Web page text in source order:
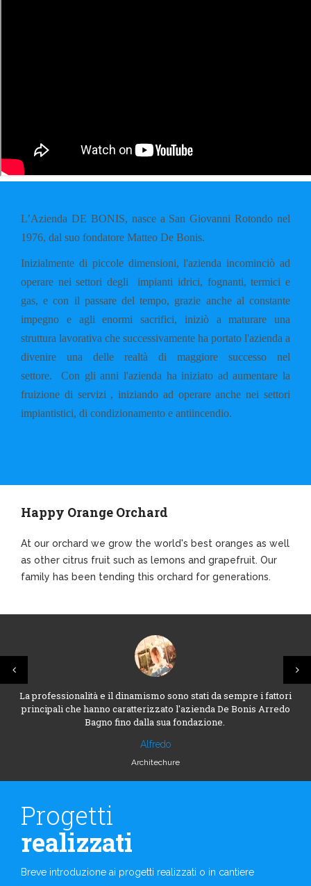
L’Azienda DE BONIS, nasce a San Giovanni Rotondo nel
1976, dal suo fondatore Matteo De Bonis.
Inizialmente di piccole dimensioni, l'azienda incominciò ad
operare nei settori degli impianti idrici, fognanti, termici e
gas, e con il passare del tempo, grazie anche al constante
impegno e agli enormi sacrifici, iniziò a maturare una
struttura lavorativa che successivamente ha portato l'azienda a
divenire una delle realtà di maggiore successo nel
settore.Con gli anni l'azienda ha iniziato ad aumentare la
fruizione di servizi , iniziando ad operare anche nei settori
impiantistici, di condizionamento e antiincendio.
Happy Orange Orchard
At our orchard we grow the world's best oranges as well
as other citrus fruit such as lemons and grapefruit. Our
family has been tending this orchard for generations.
La professionalità e il dinamismo sono stati da sempre i fattori
principali che hanno caratterizzato l'azienda De Bonis Arredo
Bagno fino dalla sua fondazione.
Alfredo
Architechure
Progetti
realizzati
Breve introduzione ai progetti realizzati o in cantiere